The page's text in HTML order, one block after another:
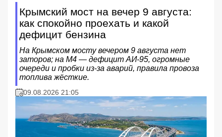
Крымский мост на вечер 9 августа:
как спокойно проехать и какой
дефицит бензина
На Крымском мосту вечером 9 августа нет
заторов; на М4 — дефицит АИ‑95, огромные
очереди и пробки из‑за аварий, правила провоза
топлива жёсткие.
09.08.2026 21:05